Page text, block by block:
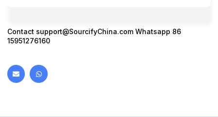
Contact support@SourcifyChina.com Whatsapp 86
15951276160